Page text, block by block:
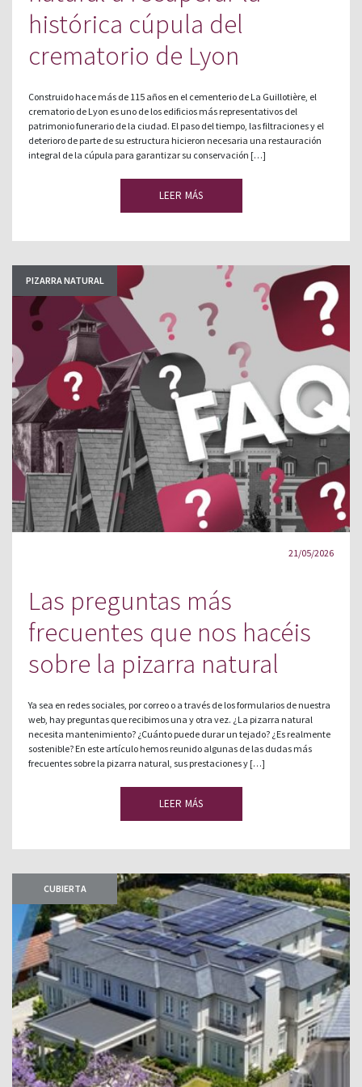
histórica cúpula del
crematorio de Lyon
Construido hace más de 115 años en el cementerio de La Guillotière, el
crematorio de Lyon es uno de los edificios más representativos del
patrimonio funerario de la ciudad. El paso del tiempo, las filtraciones y el
deterioro de parte de su estructura hicieron necesaria una restauración
integral de la cúpula para garantizar su conservación […]
LEER MÁS
PIZARRA NATURAL
21/05/2026
Las preguntas más
frecuentes que nos hacéis
sobre la pizarra natural
Ya sea en redes sociales, por correo o a través de los formularios de nuestra
web, hay preguntas que recibimos una y otra vez. ¿La pizarra natural
necesita mantenimiento? ¿Cuánto puede durar un tejado? ¿Es realmente
sostenible? En este artículo hemos reunido algunas de las dudas más
frecuentes sobre la pizarra natural, sus prestaciones y […]
LEER MÁS
CUBIERTA